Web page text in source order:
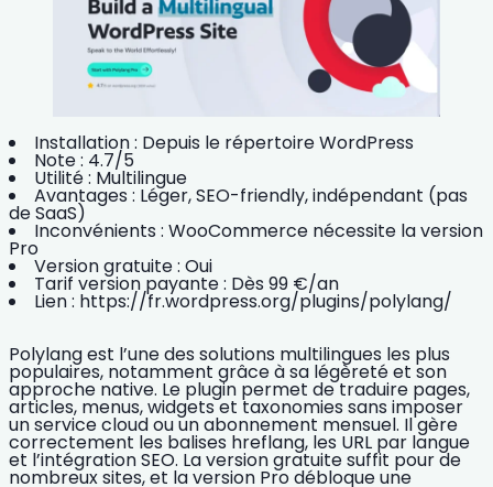
Installation : Depuis le répertoire WordPress
Note : 4.7/5
Utilité : Multilingue
Avantages : Léger, SEO-friendly, indépendant (pas
de SaaS)
Inconvénients : WooCommerce nécessite la version
Pro
Version gratuite : Oui
Tarif version payante : Dès 99 €/an
Lien : https://fr.wordpress.org/plugins/polylang/
Polylang est l’une des solutions multilingues les plus
populaires, notamment grâce à sa légèreté et son
approche native. Le plugin permet de traduire pages,
articles, menus, widgets et taxonomies sans imposer
un service cloud ou un abonnement mensuel. Il gère
correctement les balises hreflang, les URL par langue
et l’intégration SEO. La version gratuite suffit pour de
nombreux sites, et la version Pro débloque une